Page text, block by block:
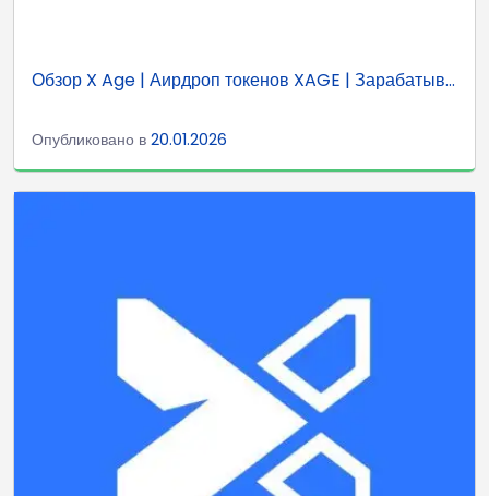
Обзор X Age | Аирдроп токенов XAGE | Зарабатыв...
Опубликовано в 20.01.2026